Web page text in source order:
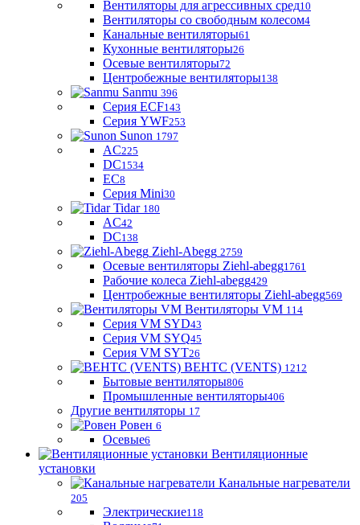
Вентиляторы для агрессивных сред10
Вентиляторы со свободным колесом4
Канальные вентиляторы61
Кухонные вентиляторы26
Осевые вентиляторы72
Центробежные вентиляторы138
Sanmu 396
Серия ECF143
Серия YWF253
Sunon 1797
AC225
DC1534
EC8
Серия Mini30
Tidar 180
AC42
DC138
Ziehl-Abegg 2759
Осевые вентиляторы Ziehl-abegg1761
Рабочие колеса Ziehl-abegg429
Центробежные вентиляторы Ziehl-abegg569
Вентиляторы VM 114
Серия VM SYD43
Серия VM SYQ45
Серия VM SYT26
ВЕНТС (VENTS) 1212
Бытовые вентиляторы806
Промышленные вентиляторы406
Другие вентиляторы 17
Ровен 6
Осевые6
Вентиляционные
установки
Канальные нагреватели
205
Электрические118